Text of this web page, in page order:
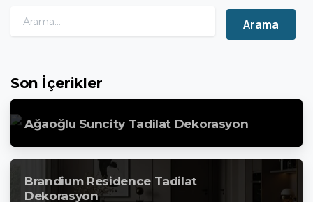
Search for:
Son İçerikler
Ağaoğlu Suncity Tadilat Dekorasyon
Brandium Residence Tadilat
Dekorasyon